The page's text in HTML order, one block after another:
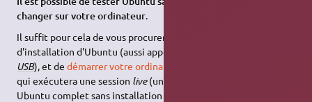
changer sur votre ordinateur.
Il suffit pour cela de vous procurer
d'installation d'Ubuntu (aussi appelée
USB), et dedémarrer votre ordinateur sur ce périphérique
qui exécutera une session live(un mode démarrant un système
Ubuntu complet sans installation sur le disque dur et